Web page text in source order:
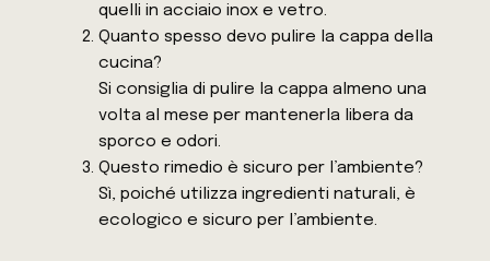
quelli in acciaio inox e vetro.
Quanto spesso devo pulire la cappa della
cucina?
Si consiglia di pulire la cappa almeno una
volta al mese per mantenerla libera da
sporco e odori.
Questo rimedio è sicuro per l’ambiente?
Sì, poiché utilizza ingredienti naturali, è
ecologico e sicuro per l’ambiente.